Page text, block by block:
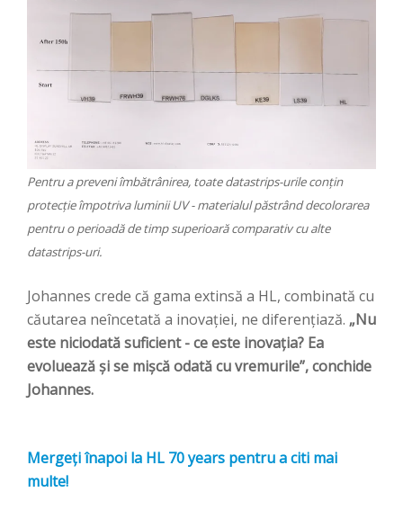
Pentru a preveni îmbătrânirea, toate datastrips-urile conțin
protecție împotriva luminii UV - materialul păstrând decolorarea
pentru o perioadă de timp superioară comparativ cu alte
datastrips-uri.
Johannes crede că gama extinsă a HL, combinată cu
căutarea neîncetată a inovației, ne diferențiază. „Nu
este niciodată suficient - ce este inovația? Ea
evoluează și se mișcă odată cu vremurile”, conchide
Johannes.
Mergeți înapoi la HL 70 years pentru a citi mai
multe!